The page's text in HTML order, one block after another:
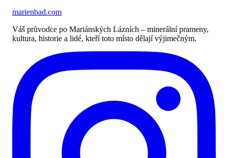
marienbad.com
Váš průvodce po Mariánských Lázních – minerální prameny,
kultura, historie a lidé, kteří toto místo dělají výjimečným.